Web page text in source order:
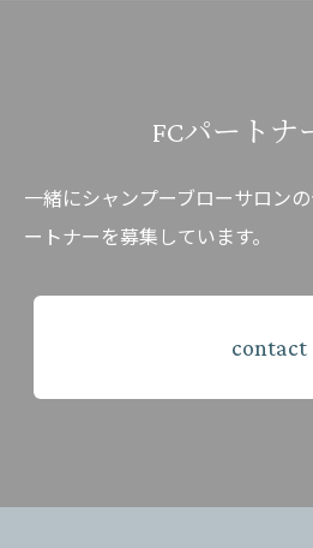
FCパートナ
一緒にシャンプーブローサロン
ートナーを募集しています。
contact